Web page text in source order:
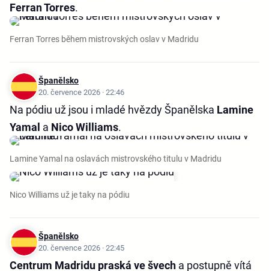
Ferran Torres.
Ferran Torres během mistrovských oslav v Madridu
Španělsko
20. července 2026 · 22:46
Na pódiu už jsou i mladé hvězdy Španělska Lamine
Yamal a Nico Williams.
Lamine Yamal na oslavách mistrovského titulu v Madridu
Nico Williams už je taky na pódiu
Španělsko
20. července 2026 · 22:45
Centrum Madridu praská ve švech a postupně vítá